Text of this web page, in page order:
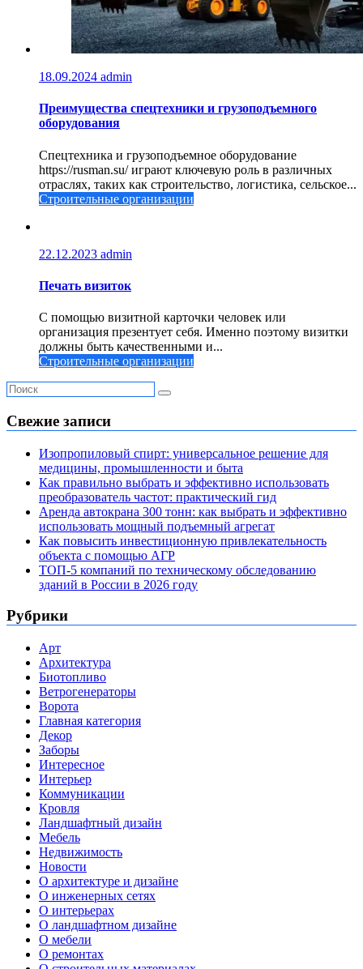
18.09.2024 admin
Преимущества спецтехники и грузоподъемного
оборудования
Спецтехника и грузоподъемное оборудование
https://rusman.su/ играют ключевую роль в различных
отраслях, таких как строительство, логистика, сельское...
Строительные организации
22.12.2023 admin
Печать визиток
С помощью визитной карточки человек или
организация презентует себя. Именно поэтому визитки
должны быть качественными и...
Строительные организации
Свежие записи
Изопропиловый спирт: универсальное решение для
медицины, промышленности и быта
Как правильно выбрать и эффективно использовать
преобразователь частот: практический гид
Аренда автокрана 300 тонн: как выбрать и эффективно
использовать мощный подъемный агрегат
Как повысить инвестиционную привлекательность
объекта с помощью АГР
ТОП-5 компаний по техническому обследованию
зданий в России в 2026 году
Рубрики
Арт
Архитектура
Биотопливо
Ветрогенераторы
Ворота
Главная категория
Декор
Заборы
Интересное
Интерьер
Коммуникации
Кровля
Ландшафтный дизайн
Мебель
Недвижимость
Новости
О архитектуре и дизайне
О инженерных сетях
О интерьерах
О ландшафтном дизайне
О мебели
О ремонтах